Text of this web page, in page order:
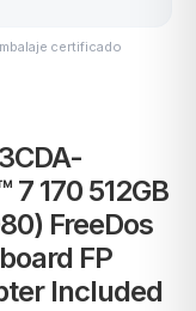
certificado
7 170 512GB
FreeDos
FP
Included